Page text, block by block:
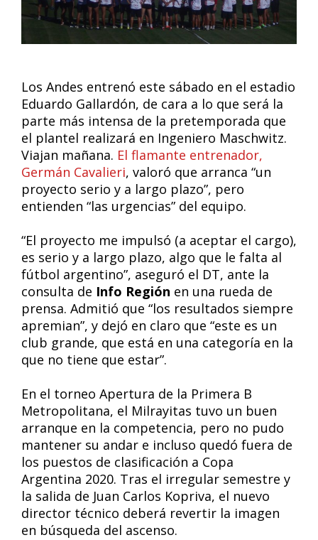
Los Andes entrenó este sábado en el estadio
Eduardo Gallardón, de cara a lo que será la
parte más intensa de la pretemporada que
el plantel realizará en Ingeniero Maschwitz.
Viajan mañana. El flamante entrenador,
Germán Cavalieri, valoró que arranca “un
proyecto serio y a largo plazo”, pero
entienden “las urgencias” del equipo.
“El proyecto me impulsó (a aceptar el cargo),
es serio y a largo plazo, algo que le falta al
fútbol argentino”, aseguró el DT, ante la
consulta de Info Región en una rueda de
prensa. Admitió que “los resultados siempre
apremian”, y dejó en claro que “este es un
club grande, que está en una categoría en la
que no tiene que estar”.
En el torneo Apertura de la Primera B
Metropolitana, el Milrayitas tuvo un buen
arranque en la competencia, pero no pudo
mantener su andar e incluso quedó fuera de
los puestos de clasificación a Copa
Argentina 2020. Tras el irregular semestre y
la salida de Juan Carlos Kopriva, el nuevo
director técnico deberá revertir la imagen
en búsqueda del ascenso.